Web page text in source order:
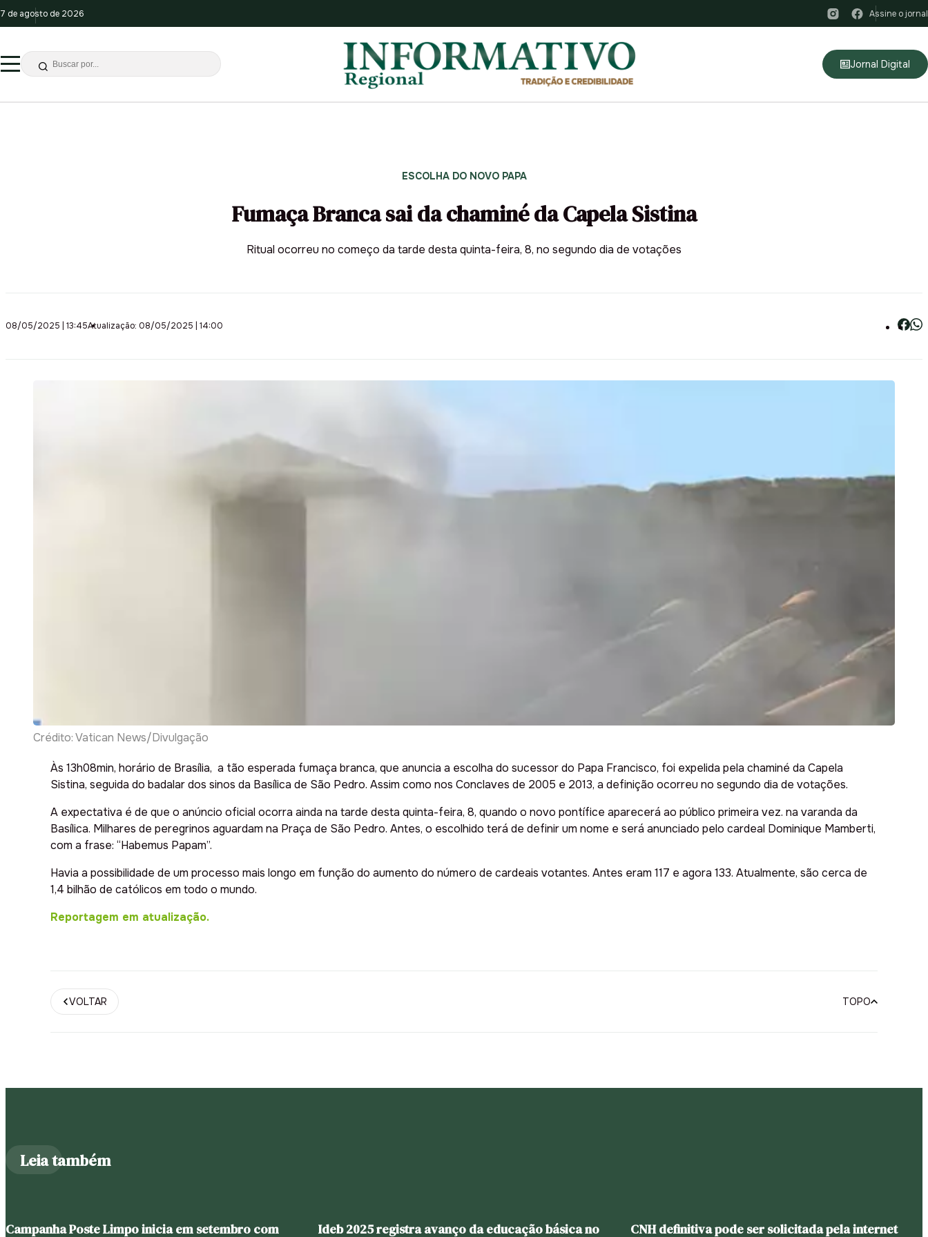
7 de agosto de 2026 Assine o jornal
Jornal Digital
ESCOLHA DO NOVO PAPA
Fumaça Branca sai da chaminé da Capela Sistina
Ritual ocorreu no começo da tarde desta quinta-feira, 8, no segundo dia de votações
08/05/2025 | 13:45Atualização: 08/05/2025 | 14:00
Crédito: Vatican News/Divulgação
Às 13h08min, horário de Brasília, a tão esperada fumaça branca, que anuncia a escolha do sucessor do Papa Francisco, foi expelida pela chaminé da Capela
Sistina, seguida do badalar dos sinos da Basílica de São Pedro. Assim como nos Conclaves de 2005 e 2013, a definição ocorreu no segundo dia de votações.
A expectativa é de que o anúncio oficial ocorra ainda na tarde desta quinta-feira, 8, quando o novo pontífice aparecerá ao público primeira vez. na varanda da
Basílica. Milhares de peregrinos aguardam na Praça de São Pedro. Antes, o escolhido terá de definir um nome e será anunciado pelo cardeal Dominique Mamberti,
com a frase: “Habemus Papam”.
Havia a possibilidade de um processo mais longo em função do aumento do número de cardeais votantes. Antes eram 117 e agora 133. Atualmente, são cerca de
1,4 bilhão de católicos em todo o mundo.
Reportagem em atualização.
VOLTAR TOPO
Leia também
Campanha Poste Limpo inicia em setembro com
Ideb 2025 registra avanço da educação básica no
CNH definitiva pode ser solicitada pela internet